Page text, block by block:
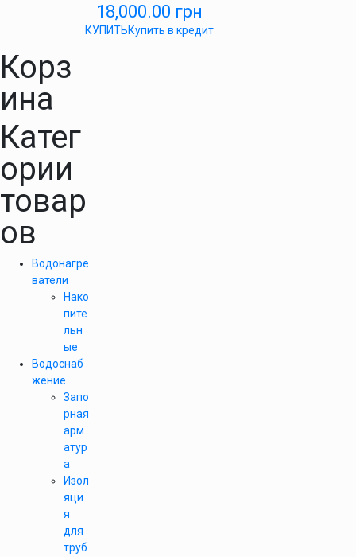
18,000.00 грн
КУПИТЬКупить в кредит
Корз
ина
Катег
ории
товар
ов
Водонагре
ватели
Нако
пите
льн
ые
Водоснаб
жение
Запо
рная
арм
атур
а
Изол
яци
я
для
труб